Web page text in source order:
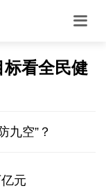
标看全民健
九空”？
元